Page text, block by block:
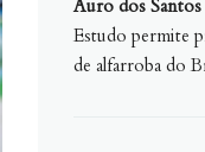
Auro dos
Estudo permite
de alfarroba do